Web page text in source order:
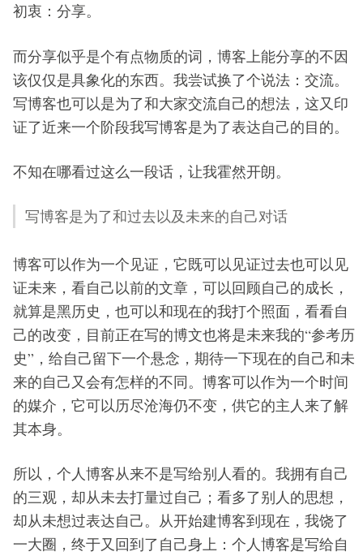
初衷：分享。
而分享似乎是个有点物质的词，博客上能分享的不因
该仅仅是具象化的东西。我尝试换了个说法：交流。
写博客也可以是为了和大家交流自己的想法，这又印
证了近来一个阶段我写博客是为了表达自己的目的。
不知在哪看过这么一段话，让我霍然开朗。
写博客是为了和过去以及未来的自己对话
博客可以作为一个见证，它既可以见证过去也可以见
证未来，看自己以前的文章，可以回顾自己的成长，
就算是黑历史，也可以和现在的我打个照面，看看自
己的改变，目前正在写的博文也将是未来我的“参考历
史”，给自己留下一个悬念，期待一下现在的自己和未
来的自己又会有怎样的不同。博客可以作为一个时间
的媒介，它可以历尽沧海仍不变，供它的主人来了解
其本身。
所以，个人博客从来不是写给别人看的。我拥有自己
的三观，却从未去打量过自己；看多了别人的思想，
却从未想过表达自己。从开始建博客到现在，我饶了
一大圈，终于又回到了自己身上：个人博客是写给自